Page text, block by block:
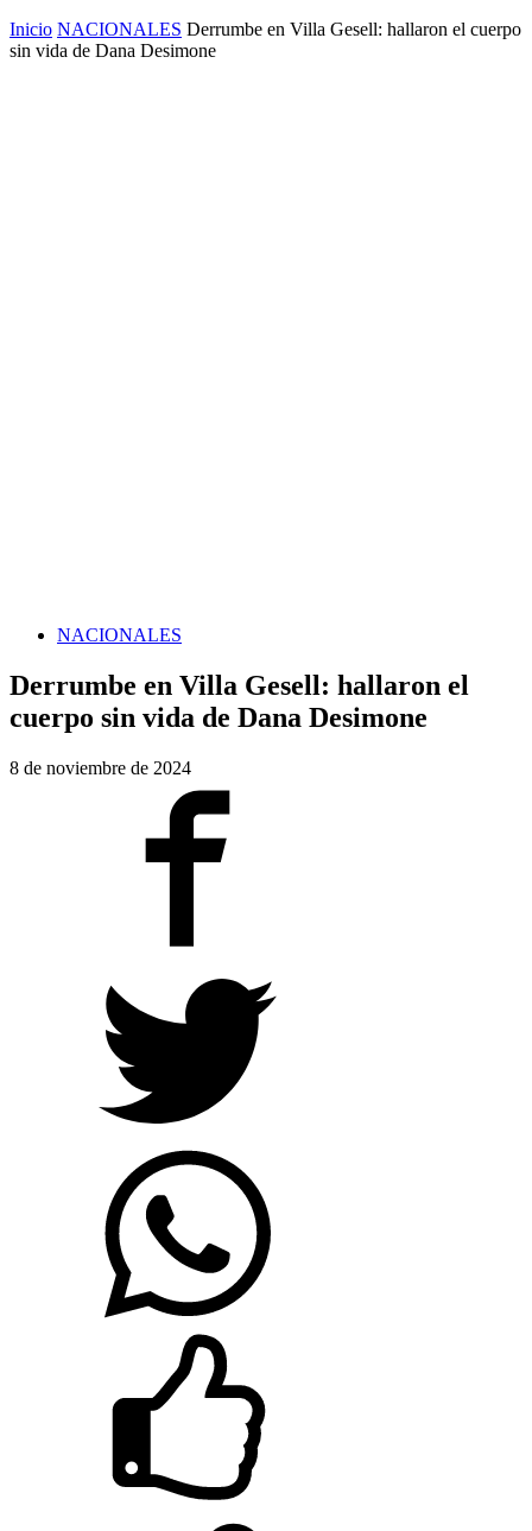
Inicio NACIONALES Derrumbe en Villa Gesell: hallaron el cuerpo
sin vida de Dana Desimone
NACIONALES
Derrumbe en Villa Gesell: hallaron el
cuerpo sin vida de Dana Desimone
8 de noviembre de 2024